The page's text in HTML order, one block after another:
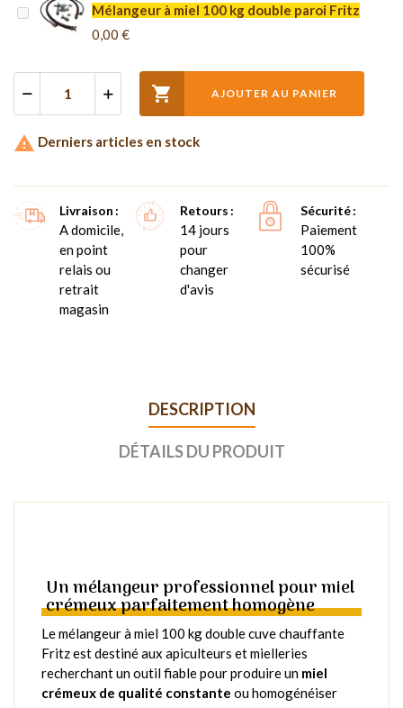
Mélangeur à miel 100 kg double paroi Fritz
0,00 €
 AJOUTER AU PANIER
 Derniers articles en stock
Livraison
A domicile,
en point
relais ou
retrait
magasin
Retours
14 jours
pour
changer
d'avis
Sécurité
Paiement
100%
sécurisé
DESCRIPTION
DÉTAILS DU PRODUIT
Un mélangeur professionnel pour miel
crémeux parfaitement homogène
Le mélangeur à miel 100 kg double cuve chauffante
Fritz est destiné aux apiculteurs et mielleries
recherchant un outil fiable pour produire un miel
crémeux de qualité constante ou homogénéiser